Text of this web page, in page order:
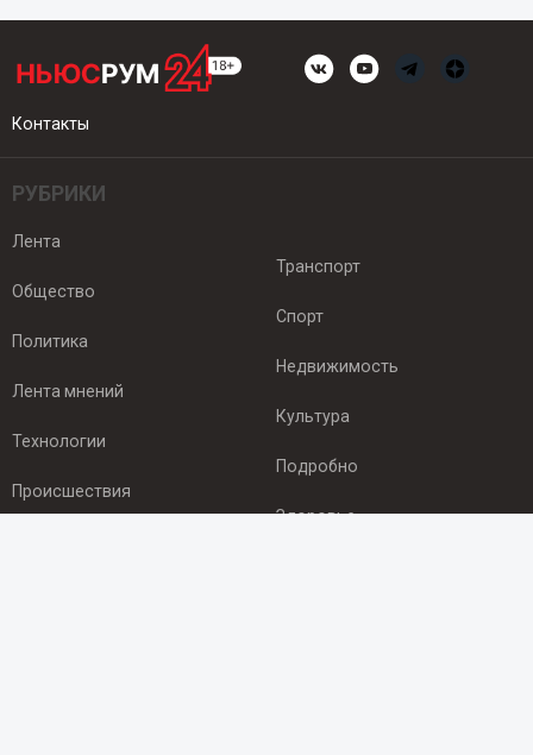
Контакты
РУБРИКИ
Лента
Общество
Политика
Лента мнений
Технологии
Происшествия
Транспорт
Спорт
Недвижимость
Культура
Подробно
Здоровье